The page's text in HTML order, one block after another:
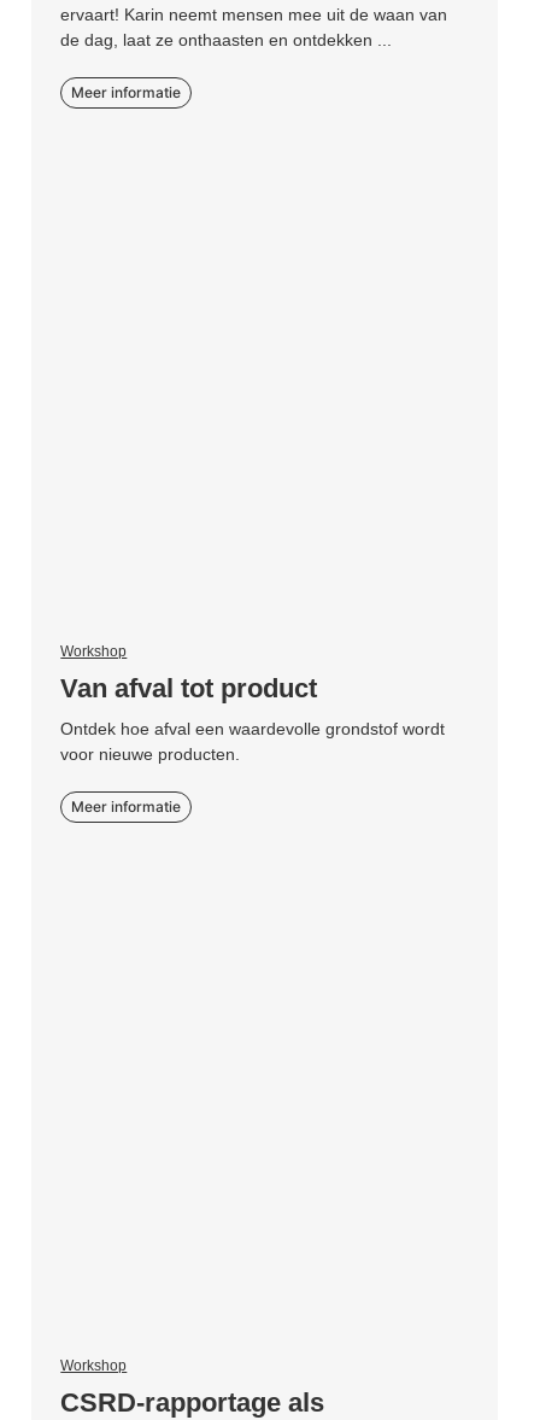
ervaart! Karin neemt mensen mee uit de waan van
de dag, laat ze onthaasten en ontdekken ...
Meer informatie
Workshop
Van afval tot product
Ontdek hoe afval een waardevolle grondstof wordt
voor nieuwe producten.
Meer informatie
Workshop
CSRD-rapportage als